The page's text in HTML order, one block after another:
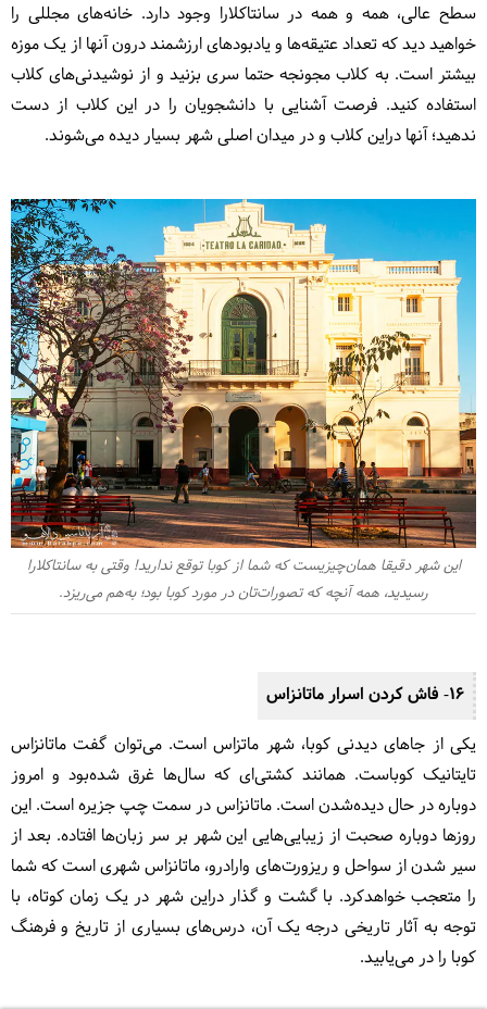
سطح عالی، همه و همه در سانتاکلارا وجود دارد. خانه‌های مجللی را
خواهید دید که تعداد عتیقه‌ها و یادبودهای ارزشمند درون آنها از یک موزه
بیشتر است. به کلاب مجونجه حتما سری بزنید و از نوشیدنی‌های کلاب
استفاده کنید. فرصت آشنایی با دانشجویان را در این کلاب از دست
ندهید؛ آنها دراین کلاب و در میدان اصلی شهر بسیار دیده می‌شوند.
این شهر دقیقا همان‌چیزیست که شما از کوبا توقع ندارید! وقتی به سانتاکلارا
رسیدید، همه آنچه که تصورات‌تان در مورد کوبا بود؛ به‌هم می‌ریزد.
16- فاش کردن اسرار ماتانزاس
یکی از جاهای دیدنی کوبا، شهر ماتزاس است.می‌توان گفت ماتانزاس
تایتانیک کوباست. همانند کشتی‌‎ای که سال‌ها غرق شده‌بود و امروز
دوباره در حال دیده‌شدن است. ماتانزاس در سمت چپ جزیره است. این
روزها دوباره صحبت از زیبایی‌هایی این شهر بر سر زبان‌ها افتاده. بعد از
سیر شدن از سواحل و ریزورت‌های وارادرو، ماتانزاس شهری است که شما
را متعجب خواهدکرد. با گشت و گذار دراین شهر در یک زمان کوتاه، با
توجه به آثار تاریخی درجه یک آن، درس‌های بسیاری از تاریخ و فرهنگ
کوبا را در می‌یابید.